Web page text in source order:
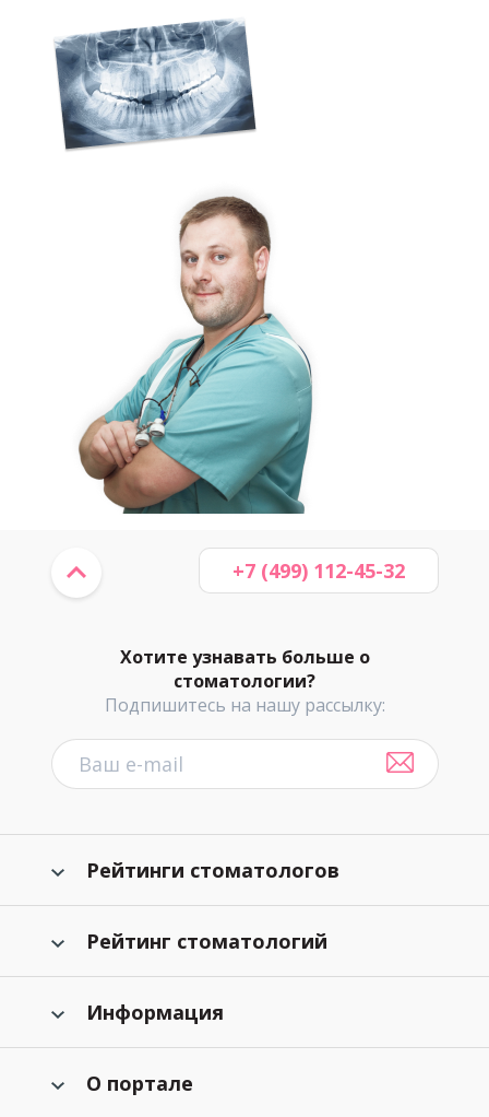
Хотите узнавать больше о
стоматологии?
Подпишитесь на нашу рассылку:
+7 (499) 112-45-32
Рейтинги стоматологов
Рейтинг стоматологий
Информация
О портале